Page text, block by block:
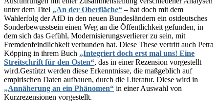
unter dem Titel „An der Oberfläche“ – hat doch mit dem
Wahlerfolg der AfD in den neuen Bundesländern ein ostdeutsches
Sonderbewusstsein einen Weg an die Öffentlichkeit gefunden, in
dem sich das Gefühl, Modernisierungsverlierer zu sein, mit
Fremdenfeindlichkeit verbunden hat. Diese These vertritt auch Petra
Köpping in ihrem Buch „Integriert doch erst mal uns! Eine
Streitschrift für den Osten“, das in einer Rezension vorgestellt
wird.Gestützt werden diese Erkenntnisse, die maßgeblich auf
empirischen Daten aufbauen, durch die Literatur. Diese wird in
„Annäherung an ein Phänomen“ in einer Auswahl von
Kurzrezensionen vorgestellt.